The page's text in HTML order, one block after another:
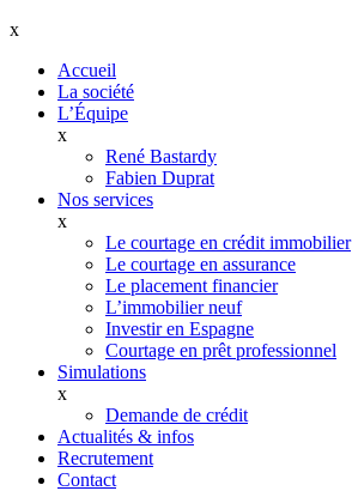
x
Accueil
La société
L’Équipe
x
René Bastardy
Fabien Duprat
Nos services
x
Le courtage en crédit immobilier
Le courtage en assurance
Le placement financier
L’immobilier neuf
Investir en Espagne
Courtage en prêt professionnel
Simulations
x
Demande de crédit
Actualités & infos
Recrutement
Contact